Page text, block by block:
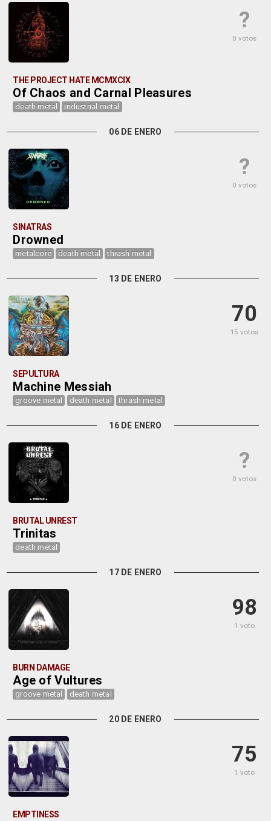
?
0 votos
THE PROJECT HATE MCMXCIX
Of Chaos and Carnal Pleasures
death metal industrial metal
06 DE ENERO
?
0 votos
SINATRAS
Drowned
metalcore death metal thrash metal
13 DE ENERO
70
15 votos
SEPULTURA
Machine Messiah
groove metal death metal thrash metal
16 DE ENERO
?
0 votos
BRUTAL UNREST
Trinitas
death metal
17 DE ENERO
98
1 voto
BURN DAMAGE
Age of Vultures
groove metal death metal
20 DE ENERO
75
1 voto
EMPTINESS